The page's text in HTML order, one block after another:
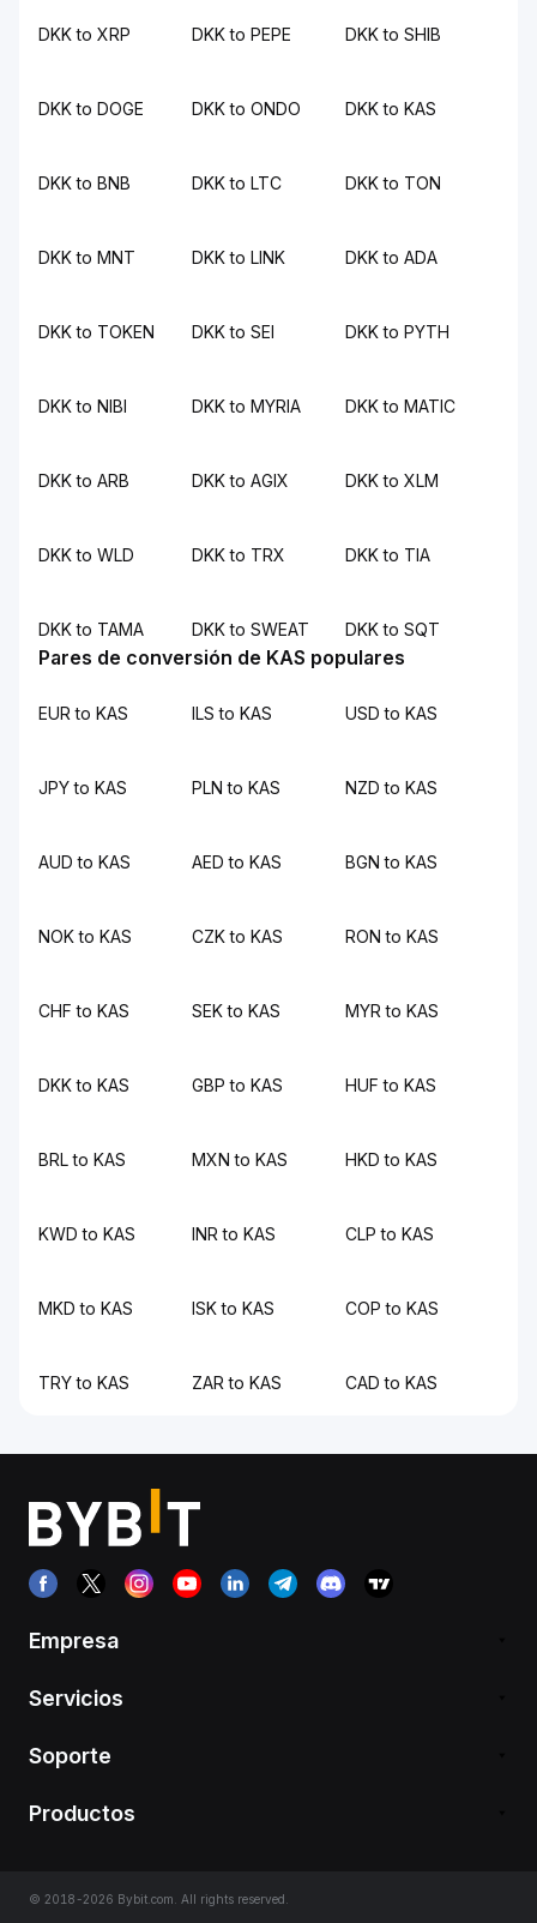
DKK to XRP DKK to PEPE DKK to SHIB
DKK to DOGE DKK to ONDO DKK to KAS
DKK to BNB DKK to LTC DKK to TON
DKK to MNT DKK to LINK DKK to ADA
DKK to TOKEN DKK to SEI DKK to PYTH
DKK to NIBI DKK to MYRIA DKK to MATIC
DKK to ARB DKK to AGIX DKK to XLM
DKK to WLD DKK to TRX DKK to TIA
DKK to TAMA DKK to SWEAT DKK to SQT
Pares de conversión de KAS populares
EUR to KAS ILS to KAS USD to KAS
JPY to KAS PLN to KAS NZD to KAS
AUD to KAS AED to KAS BGN to KAS
NOK to KAS CZK to KAS RON to KAS
CHF to KAS SEK to KAS MYR to KAS
DKK to KAS GBP to KAS HUF to KAS
BRL to KAS MXN to KAS HKD to KAS
KWD to KAS INR to KAS CLP to KAS
MKD to KAS ISK to KAS COP to KAS
TRY to KAS ZAR to KAS CAD to KAS
Empresa
Servicios
Soporte
Productos
© 2018-2026 Bybit.com. All rights reserved.